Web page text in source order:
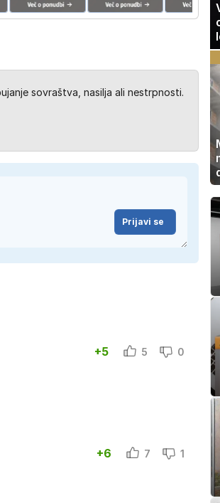
sovraštva, nasilja ali nestrpnosti.
Prijavi se
+5 5 0
+6 7 1